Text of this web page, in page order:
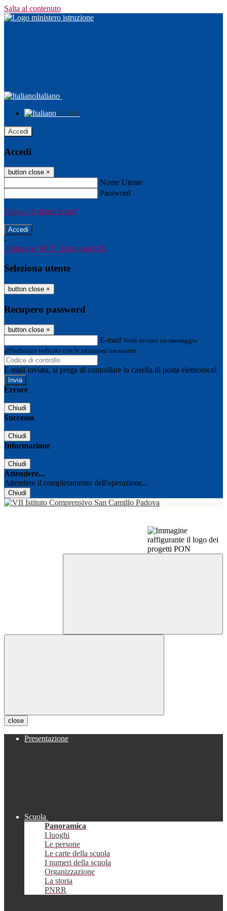
Salta al contenuto
Italiano
Italiano
Accedi
Accedi
button close ×
Nome Utente
Password
Password dimenticata?
-
Entra con SPID Entra con CIE
Seleziona utente
button close ×
Recupero password
button close ×
E-mail Verrà inviato un messaggio
all'indirizzo indicato con le istruzioni necessarie.
E-mail inviata, si prega di controllare la casella di posta elettronica!
Errore
Chiudi
Successo
Chiudi
Informazione
Chiudi
Attendere...
Attendere il completamento dell'operazione...
Chiudi
close
Presentazione
Scuola
Panoramica
I luoghi
Le persone
Le carte della scuola
I numeri della scuola
Organizzazione
La storia
PNRR